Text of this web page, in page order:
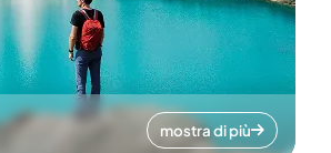
mostra di più